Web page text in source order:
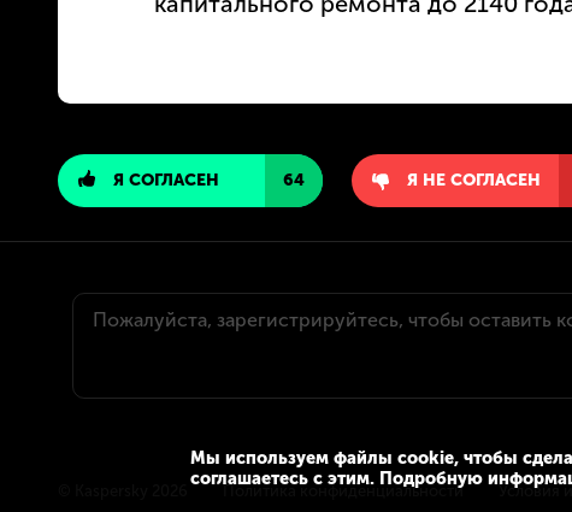
Я СОГЛАСЕН 64 Я НЕ СОГЛАСЕН
Политика конфиденциальности Условия
Мы используем файлы cookie, чтобы
соглашаетесь с этим. Подробную